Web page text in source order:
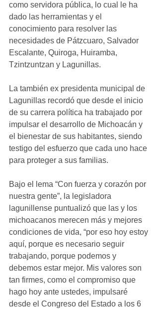
como servidora pública, lo cual le ha
dado las herramientas y el
conocimiento para resolver las
necesidades de Pátzcuaro, Salvador
Escalante, Quiroga, Huiramba,
Tzintzuntzan y Lagunillas.
La también ex presidenta municipal de
Lagunillas recordó que desde el inicio
de su carrera política ha trabajado por
impulsar el desarrollo de Michoacán y
el bienestar de sus habitantes, siendo
testigo del esfuerzo que cada uno hace
para proteger a sus familias.
Bajo el lema “Con fuerza y corazón por
nuestra gente”, la legisladora
lagunillense puntualizó que las y los
michoacanos merecen más y mejores
condiciones de vida, “por eso hoy estoy
aquí, porque es necesario seguir
trabajando, porque podemos y
debemos estar mejor. Mis valores son
tan firmes, como el compromiso que
hago hoy ante ustedes, impulsaré
desde el Congreso del Estado a los 6